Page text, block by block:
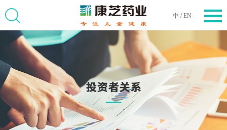
中 /EN